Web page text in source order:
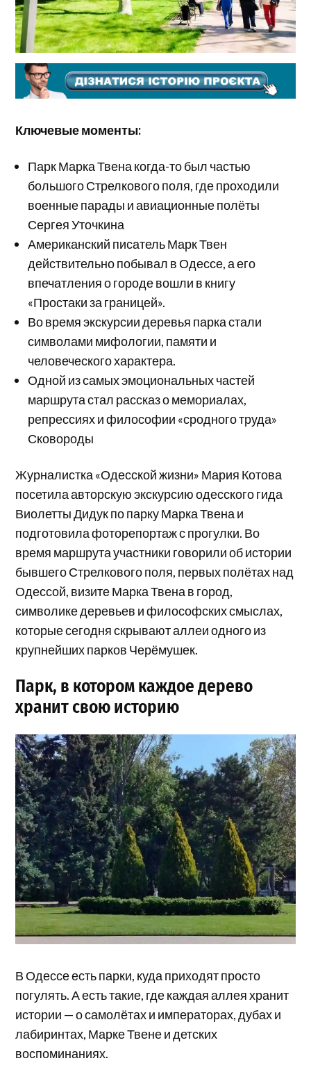
Ключевые моменты:
Парк Марка Твена когда-то был частью
большого Стрелкового поля, где проходили
военные парады и авиационные полёты
Сергея Уточкина
Американский писатель Марк Твен
действительно побывал в Одессе, а его
впечатления о городе вошли в книгу
«Простаки за границей».
Во время экскурсии деревья парка стали
символами мифологии, памяти и
человеческого характера.
Одной из самых эмоциональных частей
маршрута стал рассказ о мемориалах,
репрессиях и философии «сродного труда»
Сковороды
Журналистка «Одесской жизни» Мария Котова
посетила авторскую экскурсию одесского гида
Виолетты Дидук по парку Марка Твена и
подготовила фоторепортаж с прогулки. Во
время маршрута участники говорили об истории
бывшего Стрелкового поля, первых полётах над
Одессой, визите Марка Твена в город,
символике деревьев и философских смыслах,
которые сегодня скрывают аллеи одного из
крупнейших парков Черёмушек.
Парк, в котором каждое дерево
хранит свою историю
В Одессе есть парки, куда приходят просто
погулять. А есть такие, где каждая аллея хранит
истории — о самолётах и императорах, дубах и
лабиринтах, Марке Твене и детских
воспоминаниях.